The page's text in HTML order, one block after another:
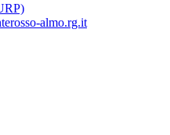
almo.rg.it